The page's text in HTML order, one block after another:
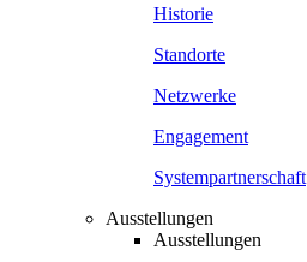
Historie
Standorte
Netzwerke
Engagement
Systempartnerschaft
Ausstellungen
Ausstellungen